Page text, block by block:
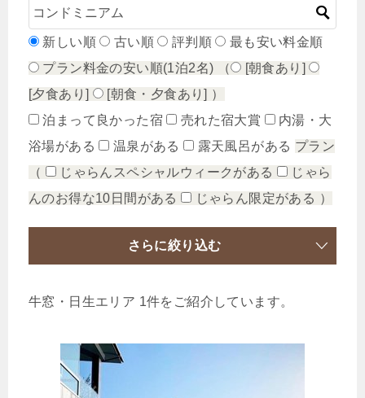
新しい順 古い順 評判順
最も安い料金順
プラン料金の安い順(1泊2名)
（
[朝食あり]
[夕食あり]
[朝食・夕食あり] ）
泊まって良かった宿
売れた宿大賞
内湯・大
浴場がある
温泉がある 露天風呂がある プラン
（
じゃらんスペシャルウィークがある
じゃら
んのお得な10日間がある
じゃらん限定がある ）
さらに絞り込む
牛窓・日生エリア 1件をご紹介しています。